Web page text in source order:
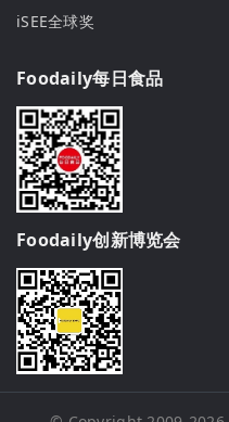
iSEE全球奖
Foodaily每日食品
Foodaily创新博览会